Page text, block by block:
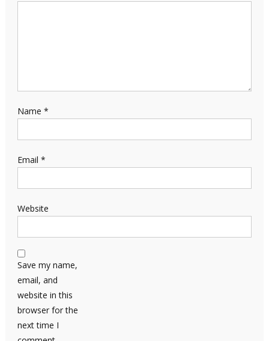
Name *
Email *
Website
Save my name,
email, and
website in this
browser for the
next time I